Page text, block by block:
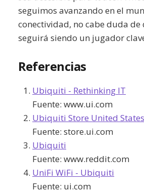
seguimos avanzando en el
conectividad, no cabe duda
seguirá siendo un jugador
Referencias
Ubiquiti - Rethinking IT
Fuente: www.ui.com
Ubiquiti Store United States
Fuente: store.ui.com
Ubiquiti
Fuente: www.reddit.com
UniFi WiFi - Ubiquiti
Fuente: ui.com